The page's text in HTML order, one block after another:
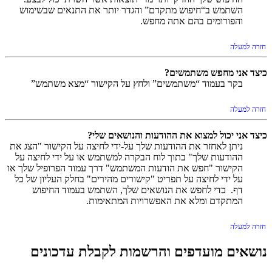
השתמש ב“חיפוש מתקדם” והגדר יותר את התנאים שבשימוש
והפורומים בהם אתה מחפש.
חזרה למעלה
כיצד אני מחפש משתמשים?
בקר בעמוד “משתמשים” ולחץ על הקישור “מצא משתמש”
חזרה למעלה
כיצד אני יכול למצוא את ההודעות והנושאים שלי?
ניתן לאחזר את ההודעות שלך על-ידי לחיצה על הקישור "הצג את
ההודעות שלך" בתוך לוח הבקרה למשתמש או על ידי לחיצה על
הקישור "חפש את הודעות המשתמש" דרך עמוד הפרופיל שלך או
על ידי לחיצה על תפריט "קישורים מהירים" בחלק העליון של כל
דף. כדי לחפש את הנושאים שלך, השתמש בעמוד החיפוש
המתקדם ומלא את האפשרויות המתאימות.
חזרה למעלה
נושאים מועדפים והרשמות לקבלת עדכונים